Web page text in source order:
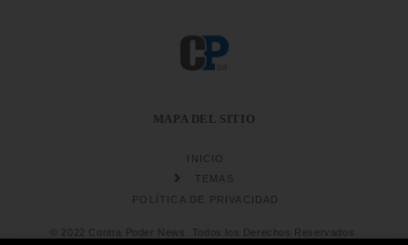
MAPA DEL SITIO
INICIO
TEMAS
POLÍTICA DE PRIVACIDAD
© 2022 Contra Poder News. Todos los Derechos Reservados.